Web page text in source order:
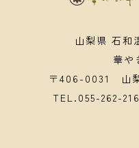
山梨県 石和
華や
〒406-0031 山
TEL. 055-262-